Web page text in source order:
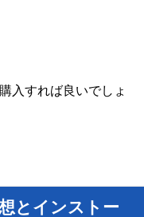
入すれば良いでしょ
とインストー